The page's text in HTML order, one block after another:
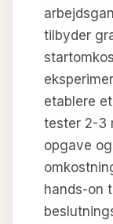
tilbyder
etablere
tester 2-3
opgave
hands-on